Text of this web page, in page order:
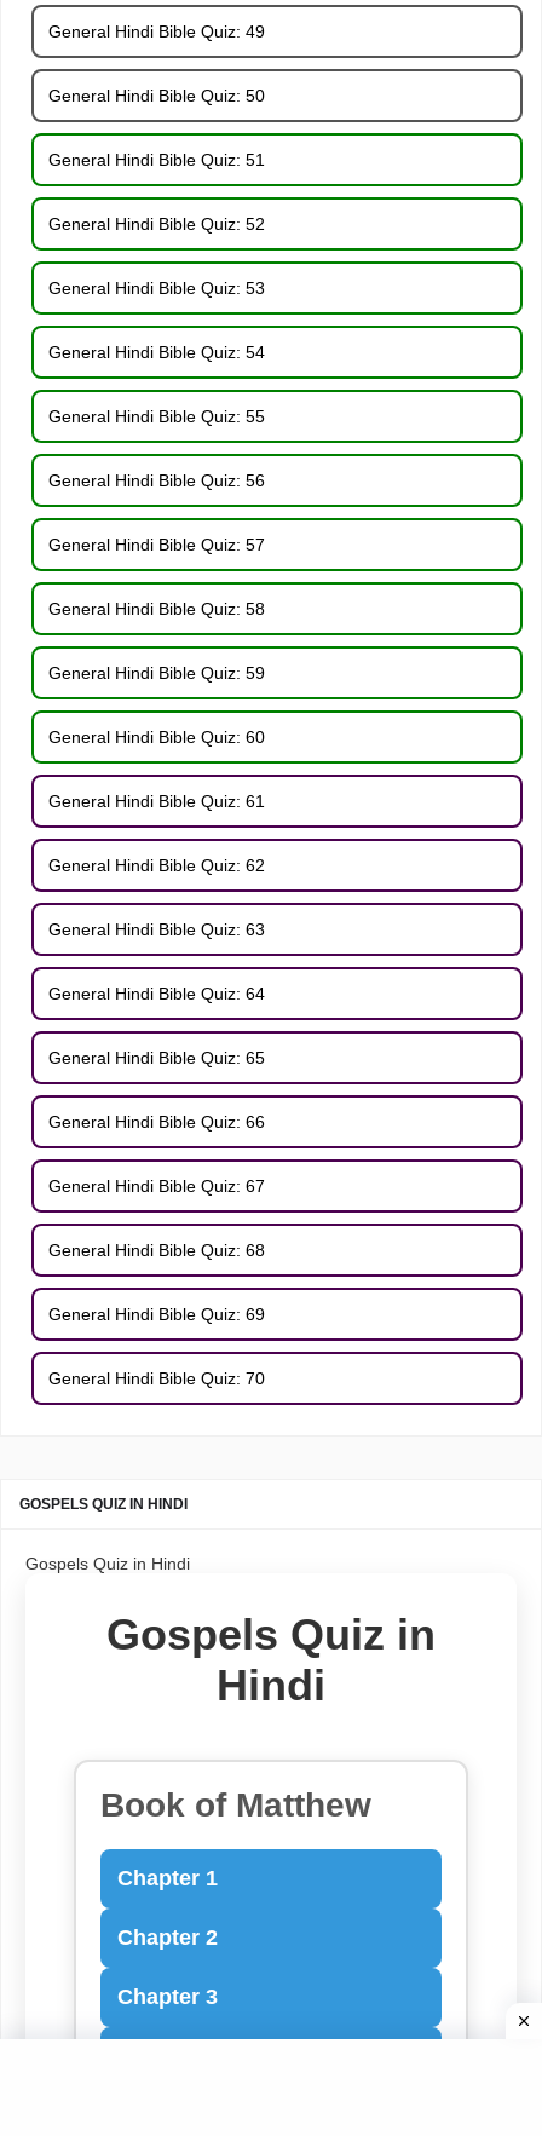
General Hindi Bible Quiz: 49
General Hindi Bible Quiz: 50
General Hindi Bible Quiz: 51
General Hindi Bible Quiz: 52
General Hindi Bible Quiz: 53
General Hindi Bible Quiz: 54
General Hindi Bible Quiz: 55
General Hindi Bible Quiz: 56
General Hindi Bible Quiz: 57
General Hindi Bible Quiz: 58
General Hindi Bible Quiz: 59
General Hindi Bible Quiz: 60
General Hindi Bible Quiz: 61
General Hindi Bible Quiz: 62
General Hindi Bible Quiz: 63
General Hindi Bible Quiz: 64
General Hindi Bible Quiz: 65
General Hindi Bible Quiz: 66
General Hindi Bible Quiz: 67
General Hindi Bible Quiz: 68
General Hindi Bible Quiz: 69
General Hindi Bible Quiz: 70
GOSPELS QUIZ IN HINDI
Gospels Quiz in Hindi
Gospels Quiz in
Hindi
Book of Matthew
Chapter 1
Chapter 2
Chapter 3